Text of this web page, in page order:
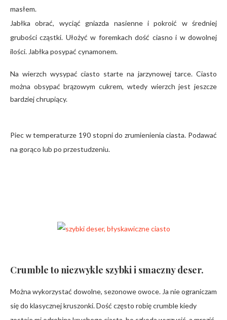
masłem.
Jabłka obrać, wyciąć gniazda nasienne i pokroić w średniej
grubości cząstki. Ułożyć w foremkach dość ciasno i w dowolnej
ilości. Jabłka posypać cynamonem.
Na wierzch wysypać ciasto starte na jarzynowej tarce. Ciasto
można obsypać brązowym cukrem, wtedy wierzch jest jeszcze
bardziej chrupiący.
Piec w temperaturze 190 stopni do zrumienienia ciasta. Podawać
na gorąco lub po przestudzeniu.
Crumble to niezwykle szybki i smaczny deser.
Można wykorzystać dowolne, sezonowe owoce. Ja nie ograniczam
się do klasycznej kruszonki. Dość często robię crumble kiedy